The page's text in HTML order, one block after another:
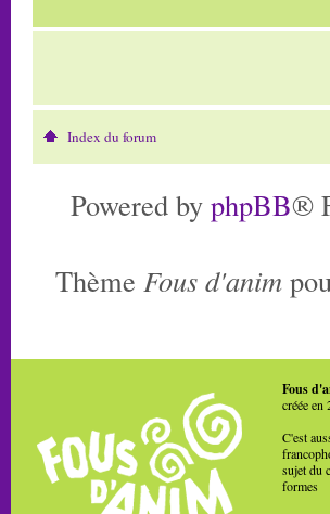
Index du forum
Powered by phpBB®
Thème Fous d'anim
Fous
créée en
C'est
sujet du
formes